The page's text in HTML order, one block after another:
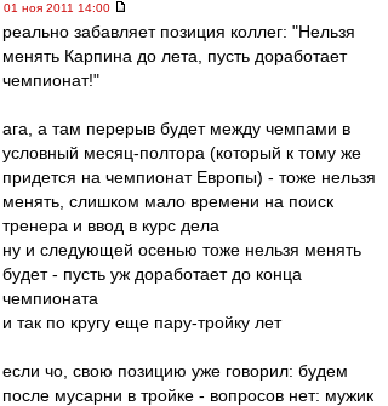
01 ноя 2011 14:00
реально забавляет позиция коллег: "Нельзя
менять Карпина до лета, пусть доработает
чемпионат!"
ага, а там перерыв будет между чемпами в
условный месяц-полтора (который к тому же
придется на чемпионат Европы) - тоже нельзя
менять, слишком мало времени на поиск
тренера и ввод в курс дела
ну и следующей осенью тоже нельзя менять
будет - пусть уж доработает до конца
чемпионата
и так по кругу еще пару-тройку лет
если чо, свою позицию уже говорил: будем
после мусарни в тройке - вопросов нет: мужик